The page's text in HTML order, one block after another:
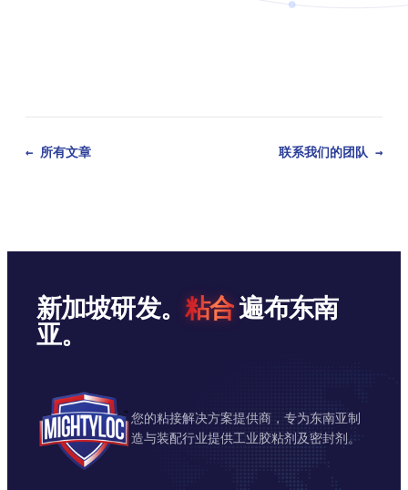
← 所有文章 联系我们的团队 →
新加坡研发。 粘合遍布东南
亚。
您的粘接解决方案提供商，专为东南亚制
造与装配行业提供工业胶粘剂及密封剂。